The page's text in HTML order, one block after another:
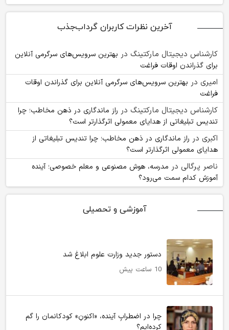
آخرین نظرات کاربران گرداب‌جذب
کارشناس دیجیتال مارکتینگ در بهترین سرویس‌های سرگرمی آنلاین
برای گذراندن اوقات فراغت
امیری در بهترین سرویس‌های سرگرمی آنلاین برای گذراندن اوقات
فراغت
کارشناس دیجیتال مارکتینگ در راز ماندگاری در ذهن مخاطب؛ چرا
تندیس تبلیغاتی از هدایای معمولی اثرگذارتر است؟
اکبری در راز ماندگاری در ذهن مخاطب؛ چرا تندیس تبلیغاتی از
هدایای معمولی اثرگذارتر است؟
ناصر پرگالی در مدرسه، هوش مصنوعی و معلم خصوصی؛ آینده
آموزش کدام سمت می‌رود؟
آموزشی و تحصیلی
دستور جدید وزارت علوم ابلاغ شد
10 ساعت پیش
چرا در اضطرابِ آینده، «اکنونِ» کودکانمان را گم
کرده‌ایم؟